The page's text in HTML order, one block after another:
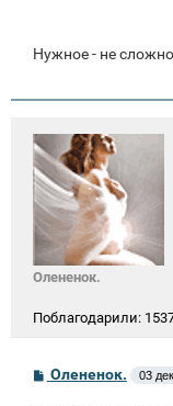
Нужное - не
Олененок.
Поблагодарили:
СОлененок. 03